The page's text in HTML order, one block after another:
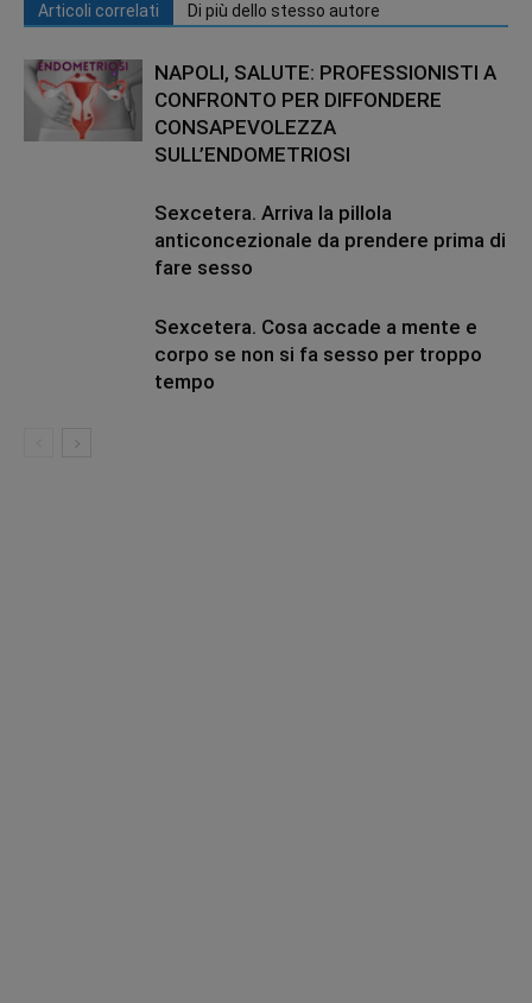
Articoli correlati Di più dello stesso autore
NAPOLI, SALUTE: PROFESSIONISTI A
CONFRONTO PER DIFFONDERE
CONSAPEVOLEZZA
SULL’ENDOMETRIOSI
Sexcetera. Arriva la pillola
anticoncezionale da prendere prima di
fare sesso
Sexcetera. Cosa accade a mente e
corpo se non si fa sesso per troppo
tempo